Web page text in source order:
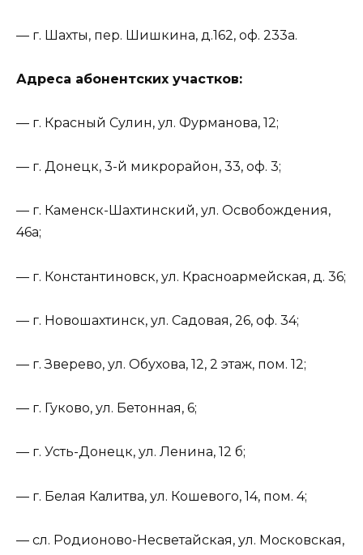
— г. Шахты, пер. Шишкина, д.162, оф. 233а.
Адреса абонентских участков:
— г. Красный Сулин, ул. Фурманова, 12;
— г. Донецк, 3-й микрорайон, 33, оф. 3;
— г. Каменск-Шахтинский, ул. Освобождения,
46а;
— г. Константиновск, ул. Красноармейская, д. 36;
— г. Новошахтинск, ул. Садовая, 26, оф. 34;
— г. Зверево, ул. Обухова, 12, 2 этаж, пом. 12;
— г. Гуково, ул. Бетонная, 6;
— г. Усть-Донецк, ул. Ленина, 12 б;
— г. Белая Калитва, ул. Кошевого, 14, пом. 4;
— сл. Родионово-Несветайская, ул. Московская,